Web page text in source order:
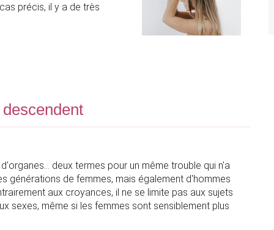
précis, il y a de très
deux termes pour un même trouble qui n'a
générations de femmes, mais également d'hommes
aux croyances, il ne se limite pas aux sujets
sexes, même si les femmes sont sensiblement plus